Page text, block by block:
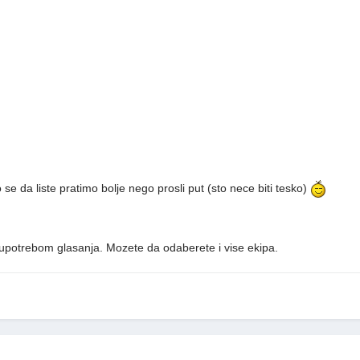
da liste pratimo bolje nego prosli put (sto nece biti tesko)
glasanja. Mozete da odaberete i vise ekipa.